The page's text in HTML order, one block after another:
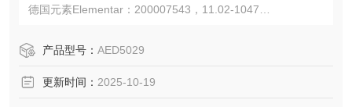
德国元素Elementar：200007543，11.02-1047
OEM厂商；我们提供的所有产品都是高质量高性价的，适用
产品型号： AED5029
更新时间： 2025-10-19